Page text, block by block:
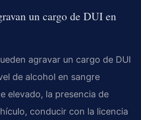
un cargo de DUI en
agravar un cargo de DUI
de alcohol en sangre
elevado, la presencia de
conducir con la licencia